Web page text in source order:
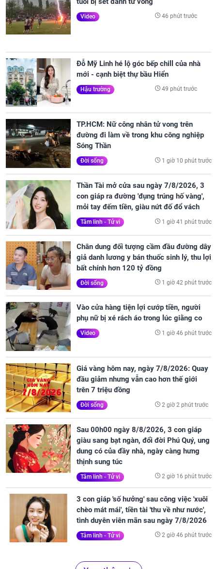
Video 46 phút trước
Đỗ Mỹ Linh hé lộ góc bếp chill của nhà
mới - cạnh biệt thự bầu Hiển
Hậu trường 49 phút trước
TP.HCM: Nữ công nhân tử vong trên
đường đi làm về trong khu công nghiệp
Sóng Thần
Đời sống 1 giờ 10 phút trước
Thần Tài mở cửa sau ngày 7/8/2026, 3
con giáp ra đường 'đụng trúng hố vàng',
mỏi tay đếm tiền, giàu nứt đố đổ vách
Tâm linh - Tử vi 1 giờ 41 phút trước
Chân dung đối tượng cầm đầu đường dây
giả danh lương y bán thuốc sinh lý, thu lợi
bất chính hơn 120 tỷ đồng
Đời sống 1 giờ 42 phút trước
Vào cửa hàng tiện lợi cướp tiền, người
phụ nữ bị xé rách áo trong lúc giằng co
Video 1 giờ 46 phút trước
Giá vàng hôm nay, ngày 7/8/2026: Quay
đầu giảm nhưng vẫn cao hơn thế giới
trên 7 triệu đồng
Đời sống 2 giờ 2 phút trước
Sau 00h00 ngày 8/8/2026, 3 con giáp
giàu sang bạt ngàn, đổi đời Phú Quý, ung
dung có của đầy nhà, ngày càng hưng
thịnh sung túc
Tâm linh - Tử vi 2 giờ 16 phút trước
3 con giáp 'số hưởng' sau công việc 'xuôi
chèo mát mái', tiền tài 'thu về như nước',
tình duyên viên mãn sau ngày 7/8/2026
Tâm linh - Tử vi 2 giờ 46 phút trước